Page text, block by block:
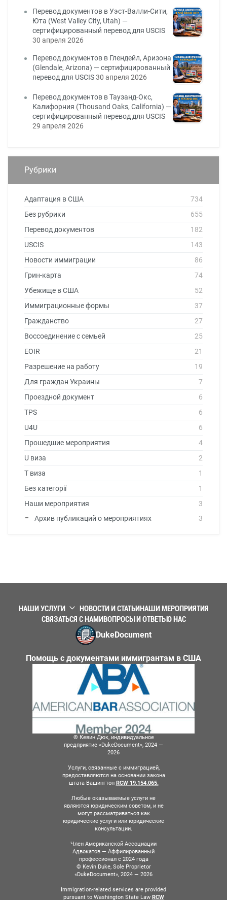
Перевод документов в Уэст-Валли-Сити,
Юта (West Valley City, Utah) —
сертифицированный перевод для USCIS
30 апреля 2026
Перевод документов в Глендейл, Аризона
(Glendale, Arizona) — сертифицированный
перевод для USCIS30 апреля 2026
Перевод документов в Таузанд-Окс,
Калифорния (Thousand Oaks, California) —
сертифицированный перевод для USCIS
29 апреля 2026
Рубрики
Адаптация в США
734
Без рубрики
655
Перевод документов
182
USCIS
143
Новости иммиграции
86
Грин-карта
74
Убежище в США
52
Иммиграционные формы
37
Гражданство
27
Воссоединение с семьей
25
EOIR
21
Разрешение на работу
19
Для граждан Украины
7
Проездной документ
6
TPS
6
U4U
6
Прошедшие мероприятия
4
U виза
2
T виза
1
Без категорії
1
Наши мероприятия
3
Архив публикаций о мероприятиях
3
НАШИ УСЛУГИ НОВОСТИ И СТАТЬИНАШИ МЕРОПРИЯТИЯ
СВЯЗАТЬСЯ С НАМИВОПРОСЫ И ОТВЕТЫО НАС
DukeDocument
Помощь с документами иммигрантам в США
© Кевин Дюк, индивидуальное
предприятие «DukeDocument», 2024 —
2026
Услуги, связанные с иммиграцией,
предоставляются на основании закона
штата Вашингтон RCW 19.154.065.
Любые оказываемые услуги не
являются юридическим советом, и не
могут рассматриваться как
юридические услуги или юридические
консультации.
Член Американской Ассоциации
Адвокатов — Аффилированный
профессионал с 2024 года
© Kevin Duke, Sole Proprietor
«DukeDocument», 2024 — 2026
Immigration-related services are provided
pursuant to Washington State Law RCW